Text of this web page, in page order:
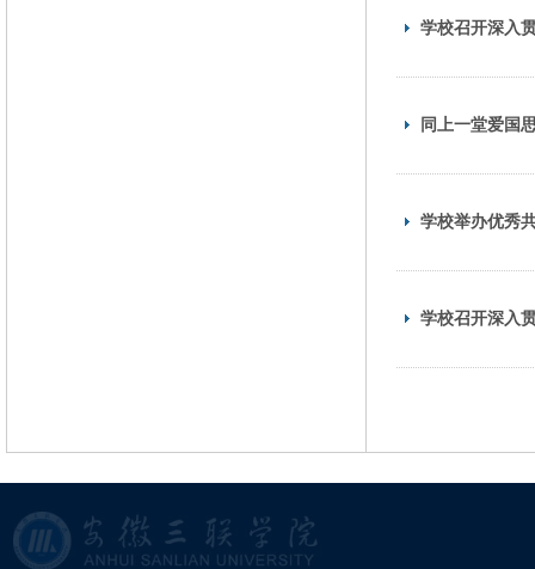
学校召开深入
同上一堂爱国
学校举办优秀
学校召开深入